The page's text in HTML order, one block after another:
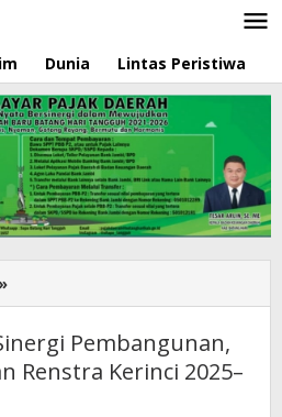
Dunia Lintas Peristiwa
»
Dorong
Pembangunan,
Pimpin
Pembangunan,
Renstra Kerinci 2025–